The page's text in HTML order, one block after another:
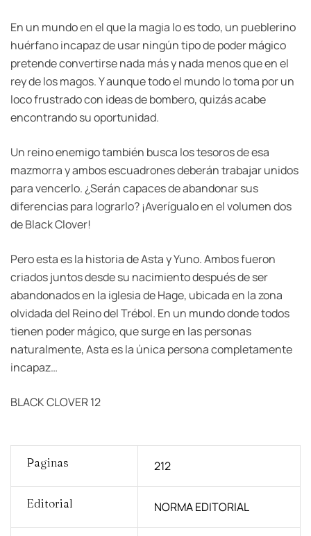
En un mundo en el que la magia lo es todo, un pueblerino
huérfano incapaz de usar ningún tipo de poder mágico
pretende convertirse nada más y nada menos que en el
rey de los magos. Y aunque todo el mundo lo toma por un
loco frustrado con ideas de bombero, quizás acabe
encontrando su oportunidad.
Un reino enemigo también busca los tesoros de esa
mazmorra y ambos escuadrones deberán trabajar unidos
para vencerlo. ¿Serán capaces de abandonar sus
diferencias para lograrlo? ¡Averígualo en el volumen dos
de Black Clover!
Pero esta es la historia de Asta y Yuno. Ambos fueron
criados juntos desde su nacimiento después de ser
abandonados en la iglesia de Hage, ubicada en la zona
olvidada del Reino del Trébol. En un mundo donde todos
tienen poder mágico, que surge en las personas
naturalmente, Asta es la única persona completamente
incapaz…
BLACK CLOVER 12
Paginas 212
Editorial NORMA EDITORIAL